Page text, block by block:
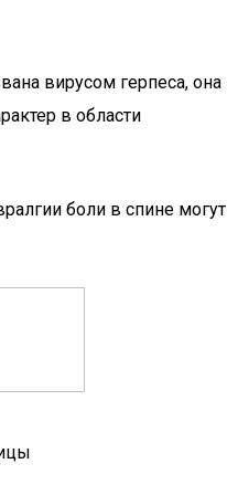
вирусом герпеса, она
в области
боли в спине могут